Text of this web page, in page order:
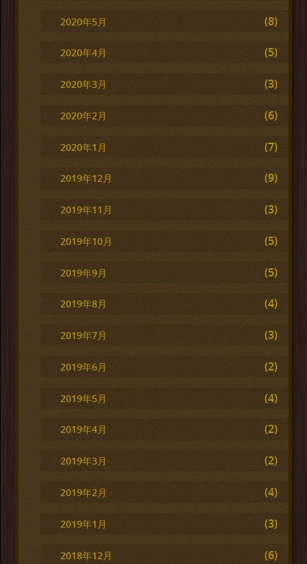
2020年5月 (8)
2020年4月 (5)
2020年3月 (3)
2020年2月 (6)
2020年1月 (7)
2019年12月 (9)
2019年11月 (3)
2019年10月 (5)
2019年9月 (5)
2019年8月 (4)
2019年7月 (3)
2019年6月 (2)
2019年5月 (4)
2019年4月 (2)
2019年3月 (2)
2019年2月 (4)
2019年1月 (3)
2018年12月 (6)